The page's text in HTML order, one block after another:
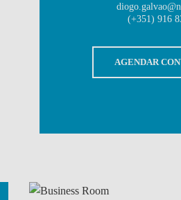
(+351) 916
AGENDAR